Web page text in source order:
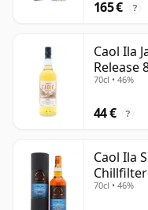
165 € ?
Caol Ila
Release
70cl • 46%
44 € ?
Caol Ila
años
70cl • 46%